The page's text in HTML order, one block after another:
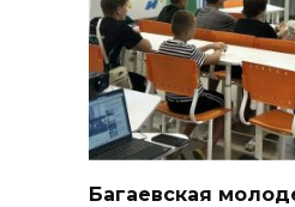
Багаевская